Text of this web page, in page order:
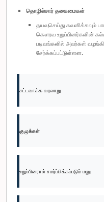
தொழில்சார் தகைமைகள்
தயவுசெய்து கவனிக்கவும்
கௌரவ உறுப்பினர்களின்
படிவங்களில் அவர்கள்
சேர்க்கப்பட்டுள்ளன.
சட்டவாக்க வரலாறு
குழுக்கள்
உறுப்பினரால் சமர்ப்பிக்கப்படும் மனு